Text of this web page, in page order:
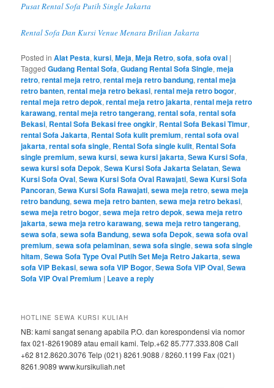
Pusat Rental Sofa Putih Single Jakarta
Rental Sofa Dan Kursi Venue Menara Brilian Jakarta
Posted in Alat Pesta,kursi,Meja,Meja Retro,sofa,sofa oval |
Tagged Gudang Rental Sofa,Gudang Rental Sofa Single,meja
retro,rental meja retro,rental meja retro bandung,rental meja
retro banten,rental meja retro bekasi,rental meja retro bogor,
rental meja retro depok,rental meja retro jakarta,rental meja retro
karawang,rental meja retro tangerang,rental sofa,rental sofa
Bekasi, Rental Sofa Bekasi free ongkir, Rental Sofa Bekasi Timur,
rental Sofa Jakarta, Rental Sofa kulit premium,rental sofa oval
jakarta,rental sofa single, Rental Sofa single kulit, Rental Sofa
single premium,sewa kursi,sewa kursi jakarta,Sewa Kursi Sofa,
sewa kursi sofa Depok,Sewa Kursi Sofa Jakarta Selatan,Sewa
Kursi Sofa Oval,Sewa Kursi Sofa Oval Rawajati,Sewa Kursi Sofa
Pancoran,Sewa Kursi Sofa Rawajati,sewa meja retro,sewa meja
retro bandung,sewa meja retro banten,sewa meja retro bekasi,
sewa meja retro bogor,sewa meja retro depok,sewa meja retro
jakarta,sewa meja retro karawang,sewa meja retro tangerang,
sewa sofa,sewa sofa Bandung,sewa sofa Depok,sewa sofa oval
premium,sewa sofa pelaminan,sewa sofa single,sewa sofa single
hitam,Sewa Sofa Type Oval Putih Set Meja Retro Jakarta,sewa
sofa VIP Bekasi,sewa sofa VIP Bogor,Sewa Sofa VIP Oval,Sewa
Sofa VIP Oval Premium | Leave a reply
HOTLINE SEWA KURSI KULIAH
NB: kami sangat senang apabila P.O. dan korespondensi via nomor
fax 021-82619089 atau email kami. Telp.+62 85.777.333.808 Call
+62 812.8620.3076 Telp (021) 8261.9088 / 8260.1199 Fax (021)
8261.9089 www.kursikuliah.net